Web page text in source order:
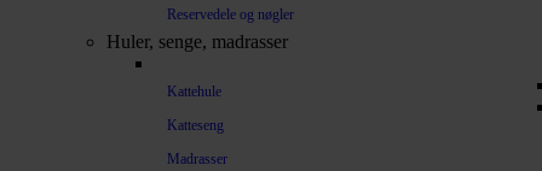
Reservedele og nøgler
Huler, senge, madrasser
Kattehule
Katteseng
Madrasser